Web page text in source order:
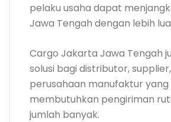
pelaku usaha dapat
Jawa Tengah dengan lebih
Cargo Jakarta Jawa Tengah
solusi bagi distributor,
perusahaan manufaktur yang
membutuhkan pengiriman
jumlah banyak.